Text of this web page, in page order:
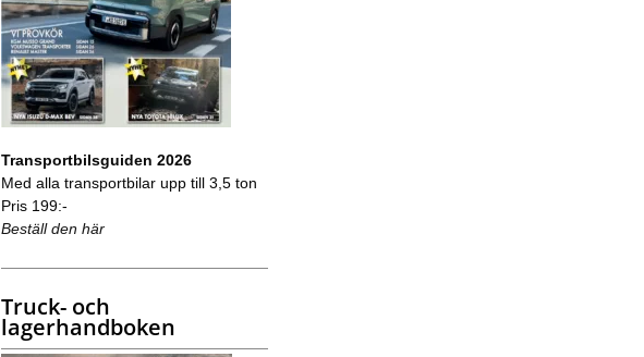
Transportbilsguiden 2026
Med alla transportbilar upp till 3,5 ton
Pris 199:-
Beställ den här
Truck- och
lagerhandboken